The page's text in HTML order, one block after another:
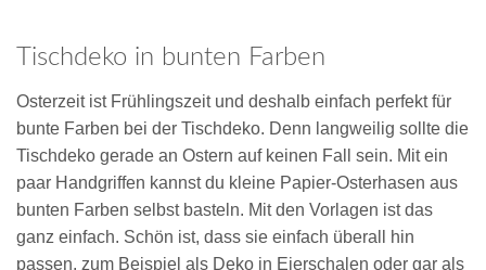
Tischdeko in bunten Farben
Osterzeit ist Frühlingszeit und deshalb einfach perfekt für
bunte Farben bei der Tischdeko. Denn langweilig sollte die
Tischdeko gerade an Ostern auf keinen Fall sein. Mit ein
paar Handgriffen kannst du kleine Papier-Osterhasen aus
bunten Farben selbst basteln. Mit den Vorlagen ist das
ganz einfach. Schön ist, dass sie einfach überall hin
passen, zum Beispiel als Deko in Eierschalen oder gar als